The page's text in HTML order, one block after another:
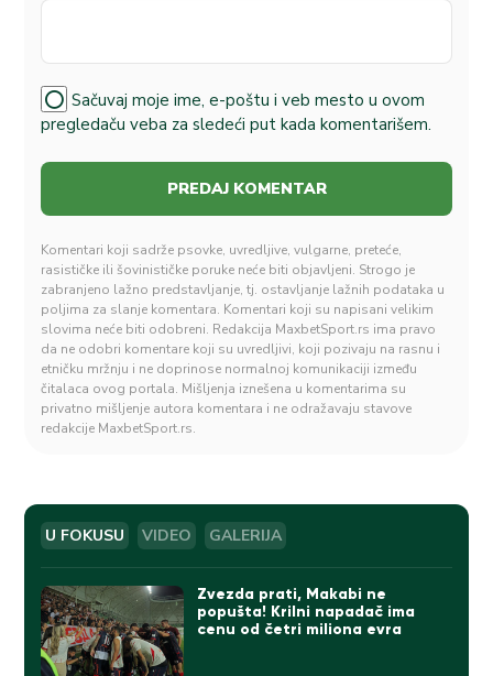
Sačuvaj moje ime, e-poštu i veb mesto u ovom
pregledaču veba za sledeći put kada komentarišem.
Komentari koji sadrže psovke, uvredljive, vulgarne, preteće,
rasističke ili šovinističke poruke neće biti objavljeni. Strogo je
zabranjeno lažno predstavljanje, tj. ostavljanje lažnih podataka u
poljima za slanje komentara. Komentari koji su napisani velikim
slovima neće biti odobreni. Redakcija MaxbetSport.rs ima pravo
da ne odobri komentare koji su uvredljivi, koji pozivaju na rasnu i
etničku mržnju i ne doprinose normalnoj komunikaciji između
čitalaca ovog portala. Mišljenja iznešena u komentarima su
privatno mišljenje autora komentara i ne odražavaju stavove
redakcije MaxbetSport.rs.
U FOKUSU VIDEO GALERIJA
Zvezda prati, Makabi ne
popušta! Krilni napadač ima
cenu od četri miliona evra